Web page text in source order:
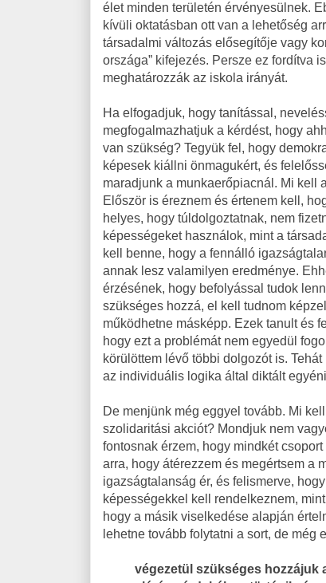
élet minden területén érvényesülnek.
kívüli oktatásban ott van a lehetőség
társadalmi változás elősegítője vagy
országa” kifejezés. Persze ez fordítva
meghatározzák az iskola irányát.
Ha elfogadjuk, hogy tanítással,
megfogalmazhatjuk a kérdést, hogy
van szükség? Tegyük fel, hogy
képesek kiállni önmagukért, és
maradjunk a munkaerőpiacnál. Mi kell
Először is éreznem és értenem kell,
helyes, hogy túldolgoztatnak, nem
képességeket használok, mint a
kell benne, hogy a fennálló
annak lesz valamilyen eredménye.
érzésének, hogy befolyással tudok
szükséges hozzá, el kell tudnom
működhetne másképp. Ezek tanult és
hogy ezt a problémát nem egyedül
körülöttem lévő többi dolgozót is.
az individuális logika által diktált
De menjünk még eggyel tovább. Mi
szolidaritási akciót? Mondjuk nem
fontosnak érzem, hogy mindkét
arra, hogy átérezzem és megértsem a
igazságtalanság ér, és felismerve,
képességekkel kell rendelkeznem,
hogy a másik viselkedése alapján
lehetne tovább folytatni a sort, de még
végezetül szükséges hozzájuk